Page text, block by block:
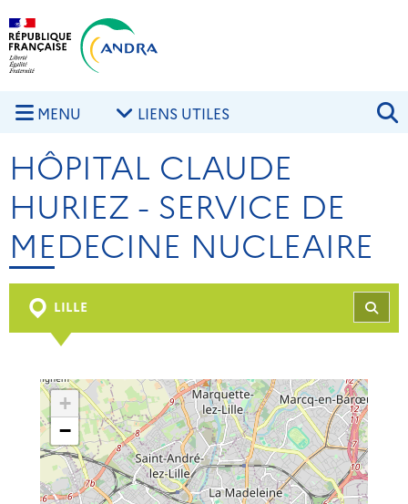
Aller au contenu principal
MENU LIENS UTILES
HÔPITAL CLAUDE
HURIEZ - SERVICE DE
MEDECINE NUCLEAIRE
LILLE
+
−